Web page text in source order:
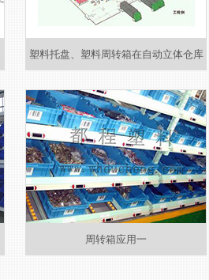
塑料托盘、塑料周转箱在自动立体仓库
周转箱应用一